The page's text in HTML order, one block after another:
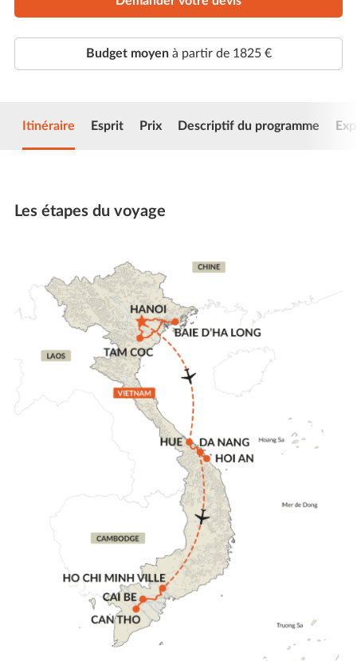
Budget moyenà partir de 1825 €
Itinéraire Esprit Prix Descriptif du programme
Les étapes du voyage